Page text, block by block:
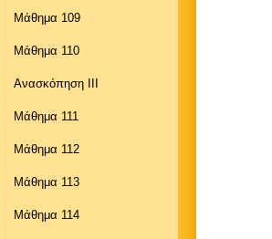
Μάθημα 109
Μάθημα 110
Ανασκόπηση ΙΙΙ
Μάθημα 111
Μάθημα 112
Μάθημα 113
Μάθημα 114